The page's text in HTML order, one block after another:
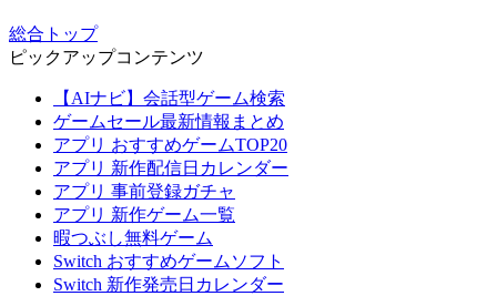
総合トップ
ピックアップコンテンツ
【AIナビ】会話型ゲーム検索
ゲームセール最新情報まとめ
アプリ おすすめゲームTOP20
アプリ 新作配信日カレンダー
アプリ 事前登録ガチャ
アプリ 新作ゲーム一覧
暇つぶし無料ゲーム
Switch おすすめゲームソフト
Switch 新作発売日カレンダー